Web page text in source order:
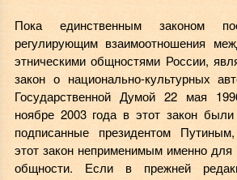
Пока единственным законом
регулирующим взаимоотношения
этническими общностями России,
закон о национально-культурных
Государственной Думой 22 мая
ноябре 2003 года в этот закон
подписанные президентом
этот закон неприменимым именно для
общности. Если в прежней